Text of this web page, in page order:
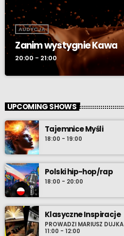
AUDYCJA
Zanim wystygnie Kawa
20:00 - 21:00
UPCOMING SHOWS
Tajemnice Myśli
18:00 - 19:00
Polski hip-hop/rap
18:00 - 20:00
Klasyczne Inspiracje
PROWADZI MARIUSZ DUJKA
11:00 - 12:00